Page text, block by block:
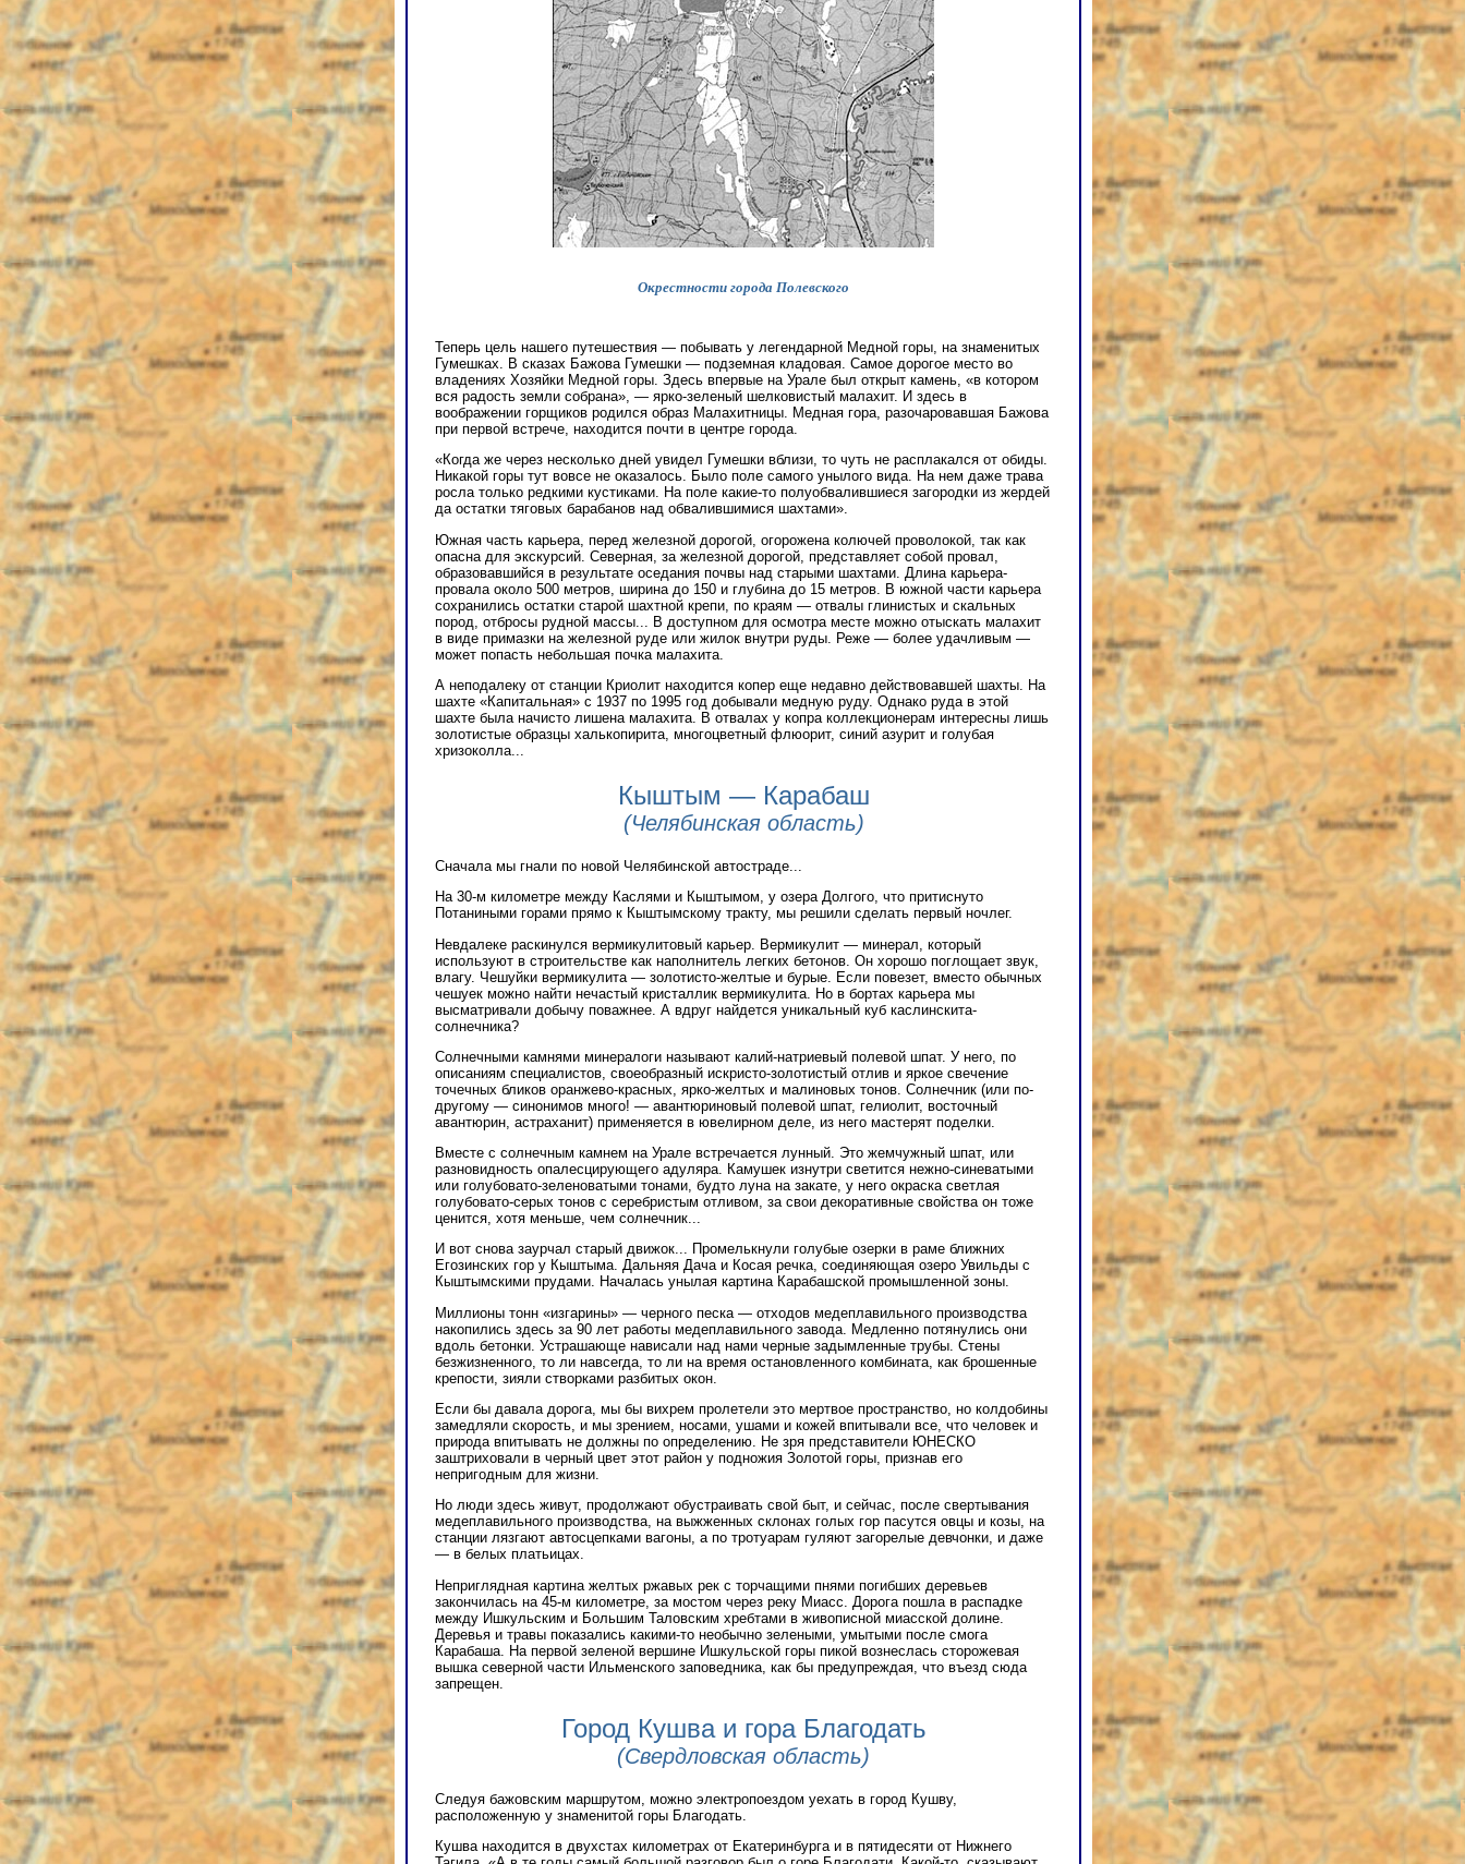
Окрестности города Полевского
Теперь цель нашего путешествия — побывать у легендарной Медной горы, на знаменитых
Гумешках. В сказах Бажова Гумешки — подземная кладовая. Самое дорогое место во
владениях Хозяйки Медной горы. Здесь впервые на Урале был открыт камень, «в котором
вся радость земли собрана», — ярко-зеленый шелковистый малахит. И здесь в
воображении горщиков родился образ Малахитницы. Медная гора, разочаровавшая Бажова
при первой встрече, находится почти в центре города.
«Когда же через несколько дней увидел Гумешки вблизи, то чуть не расплакался от обиды.
Никакой горы тут вовсе не оказалось. Было поле самого унылого вида. На нем даже трава
росла только редкими кустиками. На поле какие-то полуобвалившиеся загородки из жердей
да остатки тяговых барабанов над обвалившимися шахтами».
Южная часть карьера, перед железной дорогой, огорожена колючей проволокой, так как
опасна для экскурсий. Северная, за железной дорогой, представляет собой провал,
образовавшийся в результате оседания почвы над старыми шахтами. Длина карьера-
провала около 500 метров, ширина до 150 и глубина до 15 метров. В южной части карьера
сохранились остатки старой шахтной крепи, по краям — отвалы глинистых и скальных
пород, отбросы рудной массы... В доступном для осмотра месте можно отыскать малахит
в виде примазки на железной руде или жилок внутри руды. Реже — более удачливым —
может попасть небольшая почка малахита.
А неподалеку от станции Криолит находится копер еще недавно действовавшей шахты. На
шахте «Капитальная» с 1937 по 1995 год добывали медную руду. Однако руда в этой
шахте была начисто лишена малахита. В отвалах у копра коллекционерам интересны лишь
золотистые образцы халькопирита, многоцветный флюорит, синий азурит и голубая
хризоколла...
Кыштым — Карабаш
(Челябинская область)
Сначала мы гнали по новой Челябинской автостраде...
На 30-м километре между Каслями и Кыштымом, у озера Долгого, что притиснуто
Потаниными горами прямо к Кыштымскому тракту, мы решили сделать первый ночлег.
Невдалеке раскинулся вермикулитовый карьер. Вермикулит — минерал, который
используют в строительстве как наполнитель легких бетонов. Он хорошо поглощает звук,
влагу. Чешуйки вермикулита — золотисто-желтые и бурые. Если повезет, вместо обычных
чешуек можно найти нечастый кристаллик вермикулита. Но в бортах карьера мы
высматривали добычу поважнее. А вдруг найдется уникальный куб каслинскита-
солнечника?
Солнечными камнями минералоги называют калий-натриевый полевой шпат. У него, по
описаниям специалистов, своеобразный искристо-золотистый отлив и яркое свечение
точечных бликов оранжево-красных, ярко-желтых и малиновых тонов. Солнечник (или по-
другому — синонимов много! — авантюриновый полевой шпат, гелиолит, восточный
авантюрин, астраханит) применяется в ювелирном деле, из него мастерят поделки.
Вместе с солнечным камнем на Урале встречается лунный. Это жемчужный шпат, или
разновидность опалесцирующего адуляра. Камушек изнутри светится нежно-синеватыми
или голубовато-зеленоватыми тонами, будто луна на закате, у него окраска светлая
голубовато-серых тонов с серебристым отливом, за свои декоративные свойства он тоже
ценится, хотя меньше, чем солнечник...
И вот снова заурчал старый движок... Промелькнули голубые озерки в раме ближних
Егозинских гор у Кыштыма. Дальняя Дача и Косая речка, соединяющая озеро Увильды с
Кыштымскими прудами. Началась унылая картина Карабашской промышленной зоны.
Миллионы тонн «изгарины» — черного песка — отходов медеплавильного производства
накопились здесь за 90 лет работы медеплавильного завода. Медленно потянулись они
вдоль бетонки. Устрашающе нависали над нами черные задымленные трубы. Стены
безжизненного, то ли навсегда, то ли на время остановленного комбината, как брошенные
крепости, зияли створками разбитых окон.
Если бы давала дорога, мы бы вихрем пролетели это мертвое пространство, но колдобины
замедляли скорость, и мы зрением, носами, ушами и кожей впитывали все, что человек и
природа впитывать не должны по определению. Не зря представители ЮНЕСКО
заштриховали в черный цвет этот район у подножия Золотой горы, признав его
непригодным для жизни.
Но люди здесь живут, продолжают обустраивать свой быт, и сейчас, после свертывания
медеплавильного производства, на выжженных склонах голых гор пасутся овцы и козы, на
станции лязгают автосцепками вагоны, а по тротуарам гуляют загорелые девчонки, и даже
— в белых платьицах.
Неприглядная картина желтых ржавых рек с торчащими пнями погибших деревьев
закончилась на 45-м километре, за мостом через реку Миасс. Дорога пошла в распадке
между Ишкульским и Большим Таловским хребтами в живописной миасской долине.
Деревья и травы показались какими-то необычно зелеными, умытыми после смога
Карабаша. На первой зеленой вершине Ишкульской горы пикой вознеслась сторожевая
вышка северной части Ильменского заповедника, как бы предупреждая, что въезд сюда
запрещен.
Город Кушва и гора Благодать
(Свердловская область)
Следуя бажовским маршрутом, можно электропоездом уехать в город Кушву,
расположенную у знаменитой горы Благодать.
Кушва находится в двухстах километрах от Екатеринбурга и в пятидесяти от Нижнего